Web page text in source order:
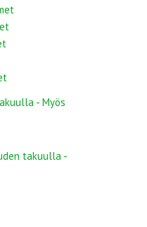
- Myös
takuulla -